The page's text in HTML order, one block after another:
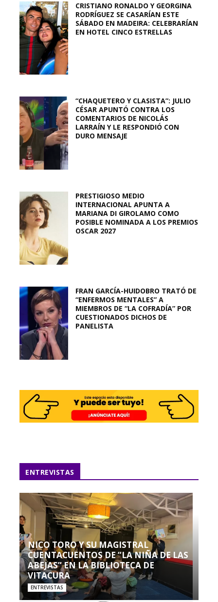
CRISTIANO RONALDO Y GEORGINA
RODRÍGUEZ SE CASARÍAN ESTE
SÁBADO EN MADEIRA: CELEBRARÍAN
EN HOTEL CINCO ESTRELLAS
“CHAQUETERO Y CLASISTA”: JULIO
CÉSAR APUNTÓ CONTRA LOS
COMENTARIOS DE NICOLÁS
LARRAÍN Y LE RESPONDIÓ CON
DURO MENSAJE
PRESTIGIOSO MEDIO
INTERNACIONAL APUNTA A
MARIANA DI GIROLAMO COMO
POSIBLE NOMINADA A LOS PREMIOS
OSCAR 2027
FRAN GARCÍA-HUIDOBRO TRATÓ DE
“ENFERMOS MENTALES” A
MIEMBROS DE “LA COFRADÍA” POR
CUESTIONADOS DICHOS DE
PANELISTA
ENTREVISTAS
NICO TORO Y SU MAGISTRAL
CUENTACUENTOS DE “LA NIÑA DE LAS
ABEJAS” EN LA BIBLIOTECA DE
VITACURA
ENTREVISTAS